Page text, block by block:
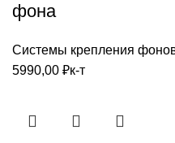
фона
Системы крепления
5990,00 ₽к-т